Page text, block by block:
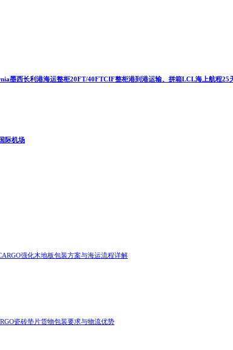
墨西长利港海运整柜20FT/40FTCIF整柜港到港运输、拼箱LCL海上航程25
际机场
强化木地板包装方案与海运流程详解
瓷砖垫片货物包装要求与物流优势